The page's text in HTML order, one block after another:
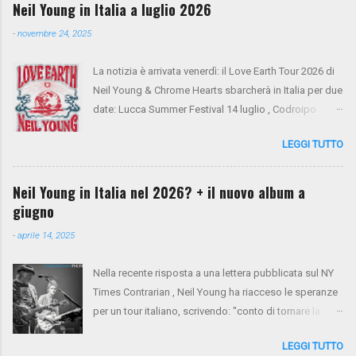
Neil Young in Italia a luglio 2026
- novembre 24, 2025
La notizia è arrivata venerdì: il Love Earth Tour 2026 di
Neil Young & Chrome Hearts sbarcherà in Italia per due
date: Lucca Summer Festival 14 luglio , Codroipo
dopo 10 anni dall'ultima apparizione nel nostro
paese. Sul palco saliranno anche Spooner Oldham
(tastiere), Micah Nelson (chitarra, cori), Corey
vendita generale sarà aperta tramite Ticketone . Ecco
il tour completo:
LEGGI TUTTO
Neil Young in Italia nel 2026? + il nuovo album a
giugno
- aprile 14, 2025
Nella recente risposta a una lettera pubblicata sul NY
Times Contrarian , Neil Young ha riacceso le speranze
per un tour italiano, scrivendo: "conto di tornare la
Non resta che aspettare e sperare. Intanto, il nuovo
LEGGI TUTTO